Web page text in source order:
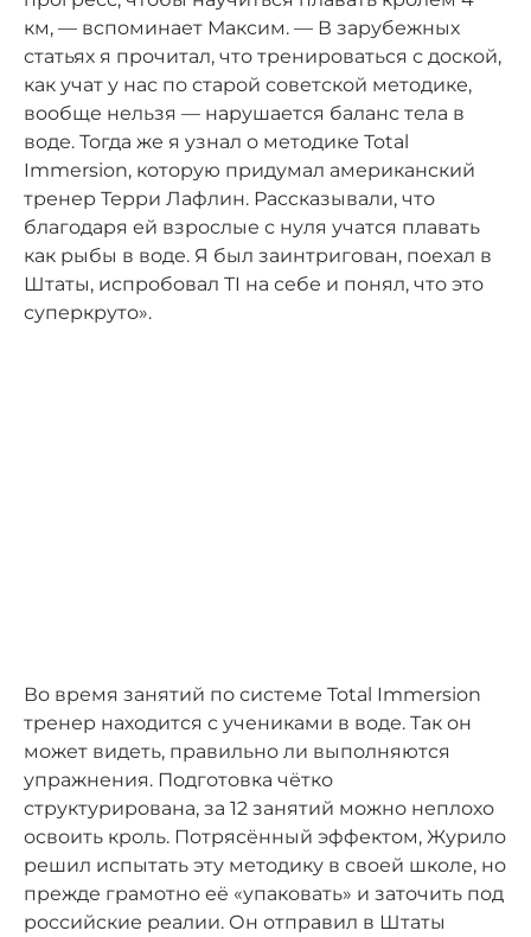
км, — вспоминает Максим. — В зарубежных
статьях я прочитал, что тренироваться с доской,
как учат у нас по старой советской методике,
вообще нельзя — нарушается баланс тела в
воде. Тогда же я узнал о методике Total
Immersion, которую придумал американский
тренер Терри Лафлин. Рассказывали, что
благодаря ей взрослые с нуля учатся плавать
как рыбы в воде. Я был заинтригован, поехал в
Штаты, испробовал TI на себе и понял, что это
суперкруто».
Во время занятий по системе Total Immersion
тренер находится с учениками в воде. Так он
может видеть, правильно ли выполняются
упражнения. Подготовка чётко
структурирована, за 12 занятий можно неплохо
освоить кроль. Потрясённый эффектом, Журило
решил испытать эту методику в своей школе, но
прежде грамотно её «упаковать» и заточить под
российские реалии. Он отправил в Штаты